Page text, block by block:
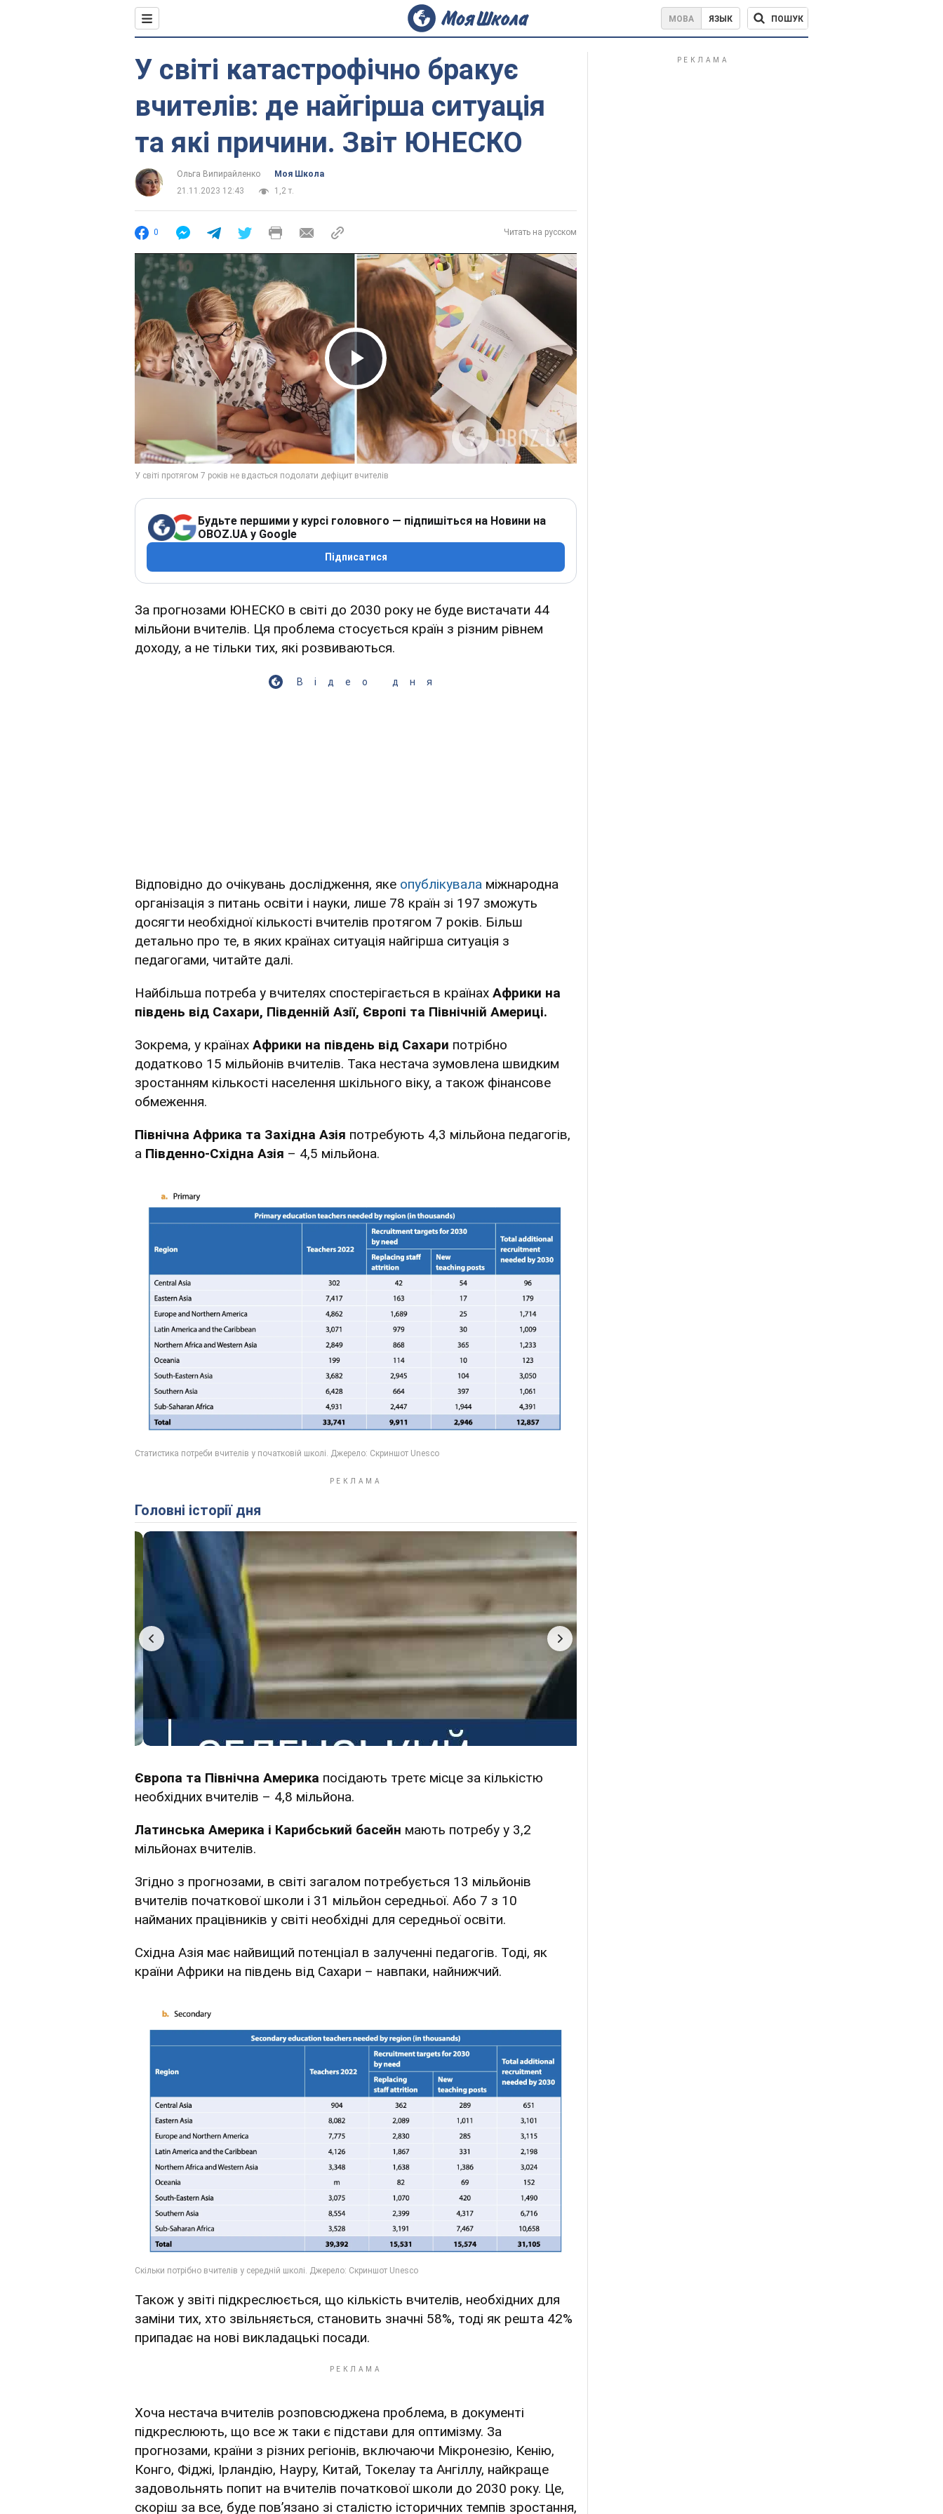
МОВА ЯЗЫК ПОШУК
У світі катастрофічно бракує
вчителів: де найгірша ситуація
та які причини. Звіт ЮНЕСКО
Ольга Випирайленко
Моя Школа
21.11.2023 12:43
1,2 т.
0 Читать на русском
Play Video
Будьте першими у курсі головного — підпишіться на Новини на
OBOZ.UA у Google
Підписатися
За прогнозами ЮНЕСКО в світі до 2030 року не буде вистачати 44
мільйони вчителів. Ця проблема стосується країн з різним рівнем
доходу, а не тільки тих, які розвиваються.
Відео дня
Відповідно до очікувань дослідження, яке опублікувала міжнародна
організація з питань освіти і науки, лише 78 країн зі 197 зможуть
досягти необхідної кількості вчителів протягом 7 років. Більш
детально про те, в яких країнах ситуація найгірша ситуація з
педагогами, читайте далі.
Найбільша потреба у вчителях спостерігається в країнах Африки на
південь від Сахари, Південній Азії, Європі та Північній Америці.
Зокрема, у країнах Африки на південь від Сахари потрібно
додатково 15 мільйонів вчителів. Така нестача зумовлена швидким
зростанням кількості населення шкільного віку, а також фінансове
обмеження.
Північна Африка та Західна Азія потребують 4,3 мільйона педагогів,
а Південно-Східна Азія – 4,5 мільйона.
Головні історії дня
Європа та Північна Америка посідають третє місце за кількістю
необхідних вчителів – 4,8 мільйона.
Латинська Америка і Карибський басейн мають потребу у 3,2
мільйонах вчителів.
Згідно з прогнозами, в світі загалом потребується 13 мільйонів
вчителів початкової школи і 31 мільйон середньої. Або 7 з 10
найманих працівників у світі необхідні для середньої освіти.
Східна Азія має найвищий потенціал в залученні педагогів. Тоді, як
країни Африки на південь від Сахари – навпаки, найнижчий.
Також у звіті підкреслюється, що кількість вчителів, необхідних для
заміни тих, хто звільняється, становить значні 58%, тоді як решта 42%
припадає на нові викладацькі посади.
Хоча нестача вчителів розповсюджена проблема, в документі
підкреслюють, що все ж таки є підстави для оптимізму. За
прогнозами, країни з різних регіонів, включаючи Мікронезію, Кенію,
Конго, Фіджі, Ірландію, Науру, Китай, Токелау та Ангіллу, найкраще
задовольнять попит на вчителів початкової школи до 2030 року. Це,
скоріш за все, буде повʼязано зі сталістю історичних темпів зростання,